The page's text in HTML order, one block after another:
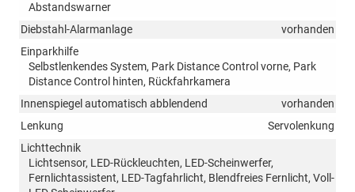
Abstandswarner
Diebstahl-Alarmanlage
vorhanden
Einparkhilfe
Selbstlenkendes System, Park Distance Control vorne, Park
Distance Control hinten, Rückfahrkamera
Innenspiegel automatisch abblendend
vorhanden
Lenkung
Servolenkung
Lichttechnik
Lichtsensor, LED-Rückleuchten, LED-Scheinwerfer,
Fernlichtassistent, LED-Tagfahrlicht, Blendfreies Fernlicht, Voll-